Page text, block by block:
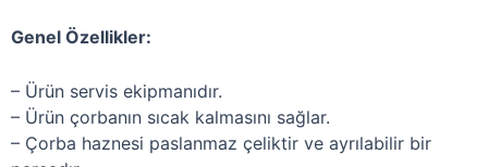
Genel Özellikler:
– Ürün servis ekipmanıdır.
– Ürün çorbanın sıcak kalmasını sağlar.
– Çorba haznesi paslanmaz çeliktir ve ayrılabilir bir